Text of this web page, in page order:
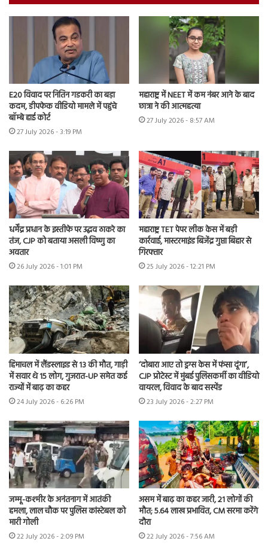
E20 विवाद पर नितिन गडकरी का बड़ा
कदम, डीपफेक वीडियो मामले में पहुंचे
बॉम्बे हाई कोर्ट
27 July 2026 - 3:19 PM
महाराष्ट्र में NEET में कम नंबर आने के बाद
छात्रा ने की आत्महत्या
27 July 2026 - 8:57 AM
धर्मेंद्र प्रधान के इस्तीफे पर उद्धव ठाकरे का
तंज, CJP को बताया असली विष्णु का
अवतार
26 July 2026 - 1:01 PM
महाराष्ट्र TET पेपर लीक केस में बड़ी
कार्रवाई, मास्टरमाइंड बिजेंद्र गुप्ता बिहार से
गिरफ्तार
25 July 2026 - 12:21 PM
हिमाचल में लैंडस्लाइड से 13 की मौत, गाड़ी
में सवार थे 15 लोग, गुजरात-UP समेत कई
राज्यों में बाढ़ का कहर
24 July 2026 - 6:26 PM
‘दोबारा आए तो ड्रग्स केस में फंसा दूंगा’,
CJP प्रोटेस्ट में मुंबई पुलिसकर्मी का वीडियो
वायरल, विवाद के बाद सस्पेंड
23 July 2026 - 2:27 PM
जम्मू-कश्मीर के अनंतनाग में आतंकी
हमला, लाल चौक पर पुलिस कांस्टेबल को
मारी गोली
22 July 2026 - 2:09 PM
असम में बाढ़ का कहर जारी, 21 लोगों की
मौत; 5.64 लाख प्रभावित, CM सरमा करेंगे
दौरा
22 July 2026 - 7:56 AM